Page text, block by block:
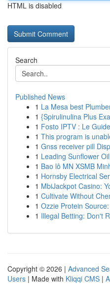
HTML is disabled
Search
Published News
1 La Mesa best
1 {Spirulinulina Plus
1 Fosto IPTV : Le
1 This program is
1 Gnss receiver pill
1 Leading Sunflower
1 Bao lô MN XSMB
1 Hornsby Electrical
1 MbiJackpot Casino:
1 Cultivate Without
1 Ozzie Protein
1 Illegal Betting: Don't
Copyright © 2026 | Advanced
Users | Made with Kliqqi CMS |